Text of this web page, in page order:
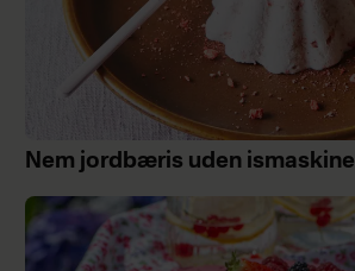
Nem jordbæris uden ismaskine